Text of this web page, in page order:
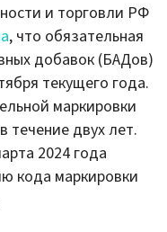
и торговли РФ
, что обязательная
добавок (БАДов)
текущего года.
маркировки
течение двух лет.
2024 года
кода маркировки